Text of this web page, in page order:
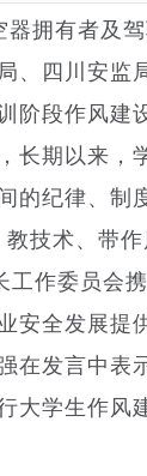
拥有者及
、四川安监
阶段作风建
长期以来，
的纪律、制
技术、带
工作委员会
安全发展提
在发言中表
大学生作风